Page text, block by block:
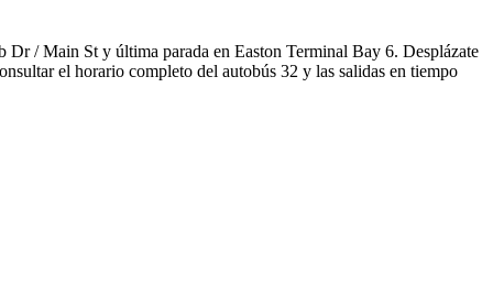
/ Main St y última parada en Easton Terminal Bay 6. Desplázate
el horario completo del autobús 32 y las salidas en tiempo